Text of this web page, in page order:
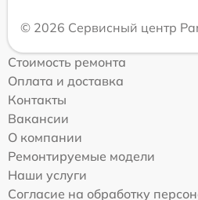
© 2026 Сервисный центр
Стоимость ремонта
Оплата и доставка
Контакты
Вакансии
О компании
Ремонтируемые модели
Наши услуги
Согласие на обработку